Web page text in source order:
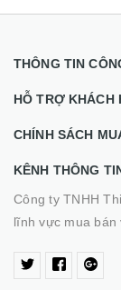
THÔNG TIN
HỖ TRỢ KHÁCH
CHÍNH SÁCH
KÊNH THÔNG
Công ty TNHH
lĩnh vực mua bán